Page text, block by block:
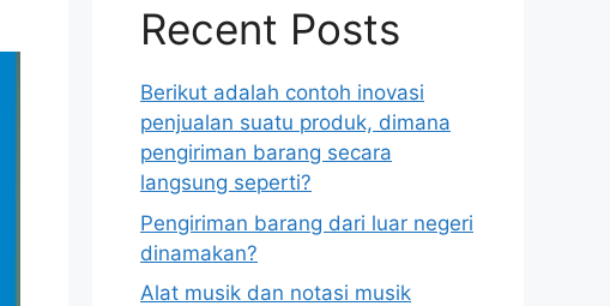
Recent Posts
Berikut adalah contoh inovasi
penjualan suatu produk, dimana
pengiriman barang secara
langsung seperti?
Pengiriman barang dari luar negeri
dinamakan?
Alat musik dan notasi musik